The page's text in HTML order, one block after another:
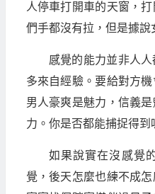
人停車打開車的天窗，
們手都沒有拉，但是據說
感覺的能力並非人
多來自經驗。要給對方
男人豪爽是魅力，信義
力。你是否都能捕捉得到
如果說實在沒感覺
覺，後天怎麼也練不成